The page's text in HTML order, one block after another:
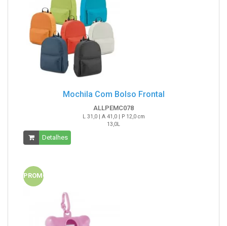
Mochila Com Bolso Frontal
ALLPEMC078
L 31,0 | A 41,0 | P 12,0 cm
13,0L
Detalhes
PROMO